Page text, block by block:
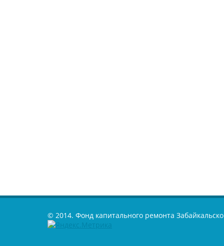
© 2014. Фонд капитального ремонта